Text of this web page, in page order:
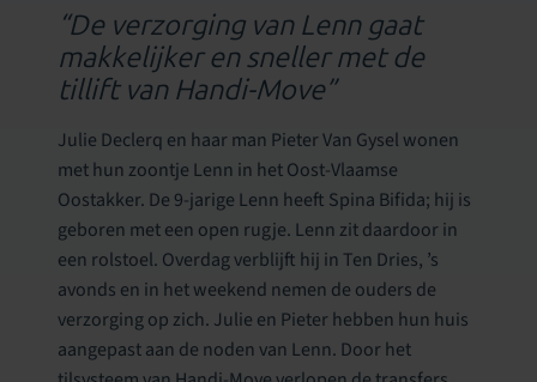
“De verzorging van Lenn gaat
makkelijker en sneller met de
tillift van Handi-Move”
Julie Declerq en haar man Pieter Van Gysel wonen
met hun zoontje Lenn in het Oost-Vlaamse
Oostakker. De 9-jarige Lenn heeft Spina Bifida; hij is
geboren met een open rugje. Lenn zit daardoor in
een rolstoel. Overdag verblijft hij in Ten Dries, ’s
avonds en in het weekend nemen de ouders de
verzorging op zich. Julie en Pieter hebben hun huis
aangepast aan de noden van Lenn. Door het